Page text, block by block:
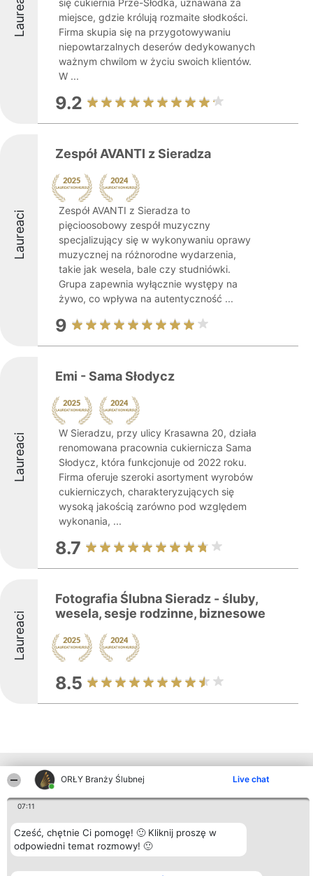
ORŁY Branży Ślubnej Live chat
07:11
Cześć, chętnie Ci pomogę! 🙂 Kliknij proszę w
odpowiedni temat rozmowy! 🙂
Laureaci
się cukiernia Prze-Słodka, uznawana za
miejsce, gdzie królują rozmaite słodkości.
Firma skupia się na przygotowywaniu
niepowtarzalnych deserów dedykowanych
ważnym chwilom w życiu swoich klientów.
W ...
9.2
Laureaci
Zespół AVANTI z Sieradza
Zespół AVANTI z Sieradza to
pięcioosobowy zespół muzyczny
specjalizujący się w wykonywaniu oprawy
muzycznej na różnorodne wydarzenia,
takie jak wesela, bale czy studniówki.
Grupa zapewnia wyłącznie występy na
żywo, co wpływa na autentyczność ...
9
Laureaci
Emi - Sama Słodycz
W Sieradzu, przy ulicy Krasawna 20, działa
renomowana pracownia cukiernicza Sama
Słodycz, która funkcjonuje od 2022 roku.
Firma oferuje szeroki asortyment wyrobów
cukierniczych, charakteryzujących się
wysoką jakością zarówno pod względem
wykonania, ...
8.7
Laureaci
Fotografia Ślubna Sieradz - śluby,
wesela, sesje rodzinne, biznesowe
8.5
Inne firmy z województwa
Organizator plebiscytu
Bright Side Solutions sp. z o.
o. sp. k.
ul. Ruska 22
Plebiscyt
Laureaci
Lista
wszystkich
Kontakt
Kontakt